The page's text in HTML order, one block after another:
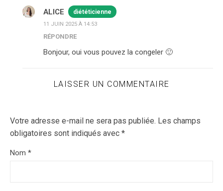
ALICE diététicienne
11 JUIN 2025 À 14:53
RÉPONDRE
Bonjour, oui vous pouvez la congeler 🙂
LAISSER UN COMMENTAIRE
Votre adresse e-mail ne sera pas publiée. Les champs
obligatoires sont indiqués avec *
Nom *